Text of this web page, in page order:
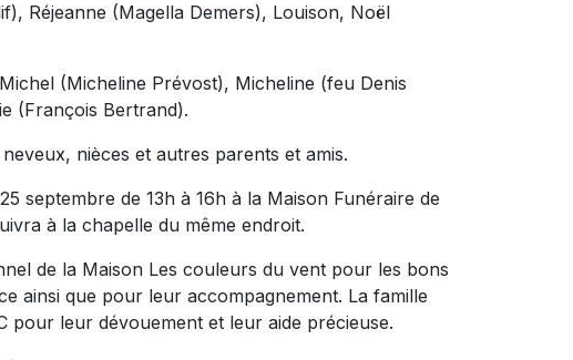
Réjeanne (Magella Demers), Louison, Noël
(Micheline Prévost), Micheline (feu Denis
(François Bertrand).
nièces et autres parents et amis.
septembre de 13h à 16h à la Maison Funéraire de
à la chapelle du même endroit.
de la Maison Les couleurs du vent pour les bons
ainsi que pour leur accompagnement. La famille
pour leur dévouement et leur aide précieuse.